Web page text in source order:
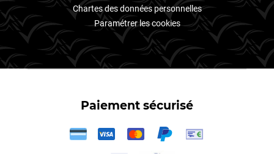
Chartes des données personnelles
Paramétrer les cookies
Paiement sécurisé